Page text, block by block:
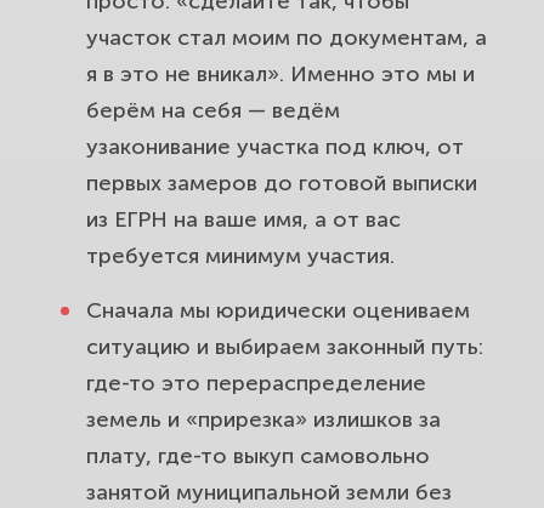
участок стал моим по документам, а
я в это не вникал». Именно это мы и
берём на себя — ведём
узаконивание участка под ключ, от
первых замеров до готовой выписки
из ЕГРН на ваше имя, а от вас
требуется минимум участия.
Сначала мы юридически оцениваем
ситуацию и выбираем законный путь:
где-то это перераспределение
земель и «прирезка» излишков за
плату, где-то выкуп самовольно
занятой муниципальной земли без